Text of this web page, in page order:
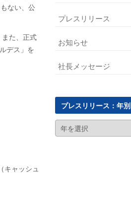
ない、公
た、正式
デス」を
キャッシュ
プレスリリース
お知らせ
社長メッセージ
プレスリリース：年別